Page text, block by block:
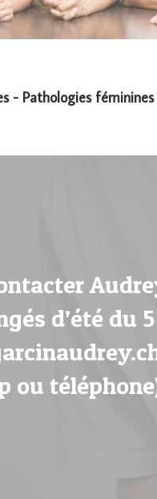
- Pathologies
d’été du
ou